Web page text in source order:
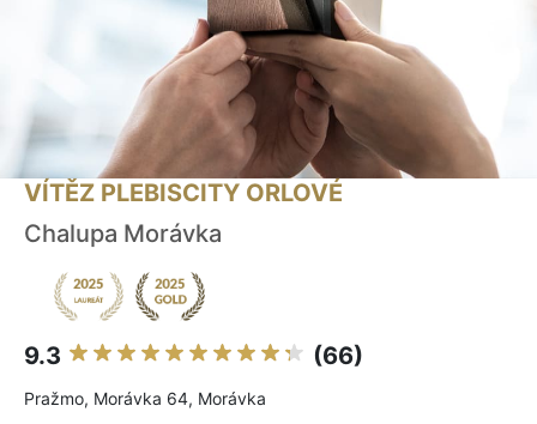
VÍTĚZ PLEBISCITY ORLOVÉ
Chalupa Morávka
9.3 (66)
Pražmo, Morávka 64, Morávka